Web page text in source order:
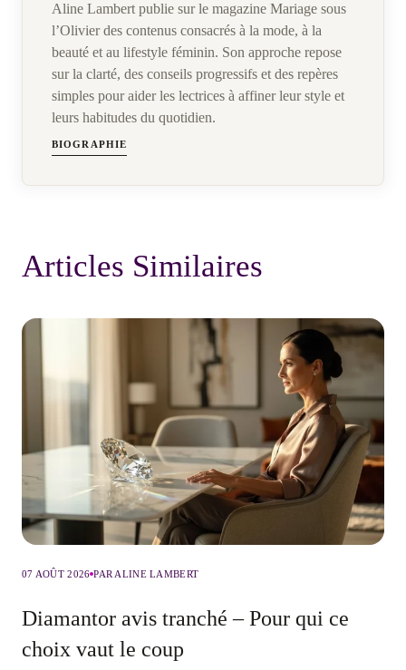
Aline Lambert publie sur le magazine Mariage sous
l’Olivier des contenus consacrés à la mode, à la
beauté et au lifestyle féminin. Son approche repose
sur la clarté, des conseils progressifs et des repères
simples pour aider les lectrices à affiner leur style et
leurs habitudes du quotidien.
BIOGRAPHIE
Articles Similaires
07 AOÛT 2026 PAR ALINE LAMBERT
Diamantor avis tranché – Pour qui ce
choix vaut le coup